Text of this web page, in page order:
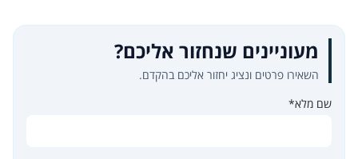
מעוניינים שנחזור אליכם?
השאירו פרטים ונציג יחזור אליכם בהקדם.
שם מלא*